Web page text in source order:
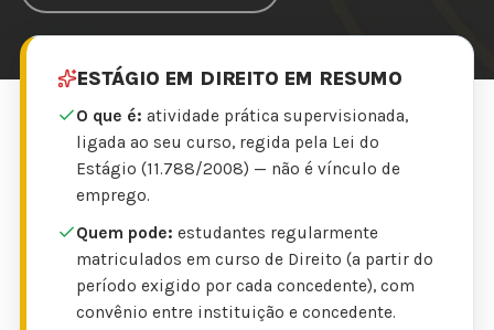
ESTÁGIO EM DIREITO EM RESUMO
O que é: atividade prática supervisionada,
ligada ao seu curso, regida pela Lei do
Estágio (11.788/2008) — não é vínculo de
emprego.
Quem pode: estudantes regularmente
matriculados em curso de Direito (a partir do
período exigido por cada concedente), com
convênio entre instituição e concedente.